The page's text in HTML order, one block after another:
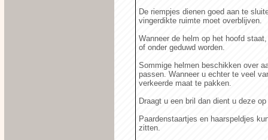
De riempjes dienen goed aan te
vingerdikte ruimte moet overblijven.
Wanneer de helm op het hoofd
of onder geduwd worden.
Sommige helmen beschikken over
passen. Wanneer u echter te veel
verkeerde maat te pakken.
Draagt u een bril dan dient u deze
Paardenstaartjes en haarspeldjes
zitten.